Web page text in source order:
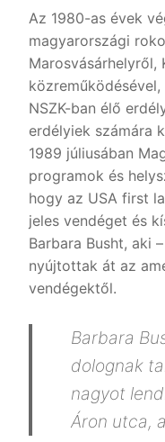
Az 1980-as évek
magyarországi
Marosvásárhelyről,
NSZK-ban élő
erdélyiek számára
1989 júliusában
programok és
hogy az USA first
jeles vendéget és
Barbara Busht, aki
nyújtottak át az
vendégektől.
Barbara
dolognak
nagyot
Áron utca,